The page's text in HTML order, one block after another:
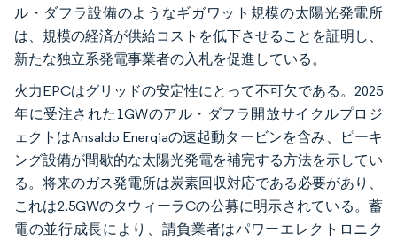
ル・ダフラ設備のようなギガワット規模の太陽光発電所
は、規模の経済が供給コストを低下させることを証明し、
新たな独立系発電事業者の入札を促進している。
火力EPCはグリッドの安定性にとって不可欠である。2025
年に受注された1GWのアル・ダフラ開放サイクルプロジ
ェクトはAnsaldo Energiaの速起動タービンを含み、ピーキ
ング設備が間歇的な太陽光発電を補完する方法を示してい
る。将来のガス発電所は炭素回収対応である必要があり、
これは2.5GWのタウィーラCの公募に明示されている。蓄
電の並行成長により、請負業者はパワーエレクトロニク